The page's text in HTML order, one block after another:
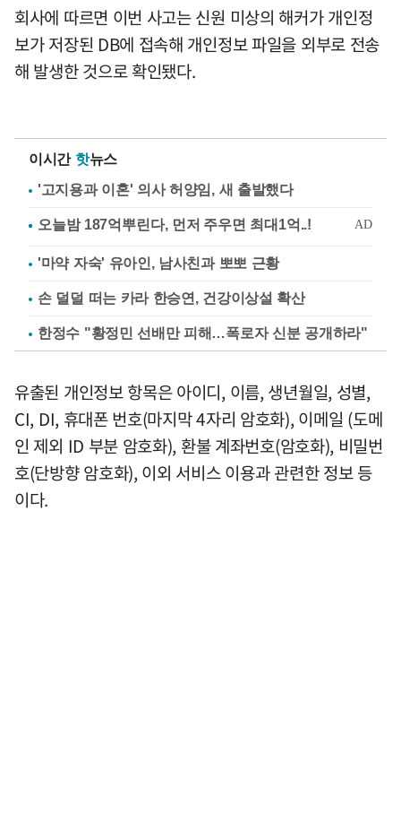
회사에 따르면 이번 사고는 신원 미상의 해커가 개인정
보가 저장된 DB에 접속해 개인정보 파일을 외부로 전송
해 발생한 것으로 확인됐다.
이시간 핫뉴스
'고지용과 이혼' 의사 허양임, 새 출발했다
'마약 자숙' 유아인, 남사친과 뽀뽀 근황
손 덜덜 떠는 카라 한승연, 건강이상설 확산
한정수 "황정민 선배만 피해…폭로자 신분 공개하라"
유출된 개인정보 항목은 아이디, 이름, 생년월일, 성별,
CI, DI, 휴대폰 번호(마지막 4자리 암호화), 이메일 (도메
인 제외 ID 부분 암호화), 환불 계좌번호(암호화), 비밀번
호(단방향 암호화), 이외 서비스 이용과 관련한 정보 등
이다.